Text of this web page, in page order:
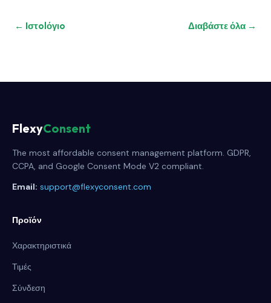
← Ιστolόγιo Διαβάστε όλα →
FlexyConsent
The most affordable consent management platform. GDPR,
CCPA, and Google Consent Mode V2 compliant.
Email: support@flexyconsent.com
Προϊόν
Χαρακτηριστικά
Τιμές
Σύνδεση